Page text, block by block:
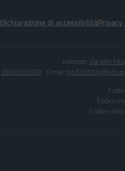
Dichiarazione di accessibilitàPrivacy
Indirizzo: Via John
0924507600 Email:
Codice
Codice